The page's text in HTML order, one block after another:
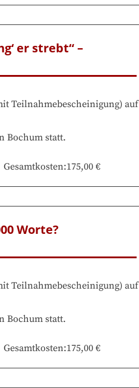
er strebt“ –
Teilnahmebescheinigung) auf
Bochum statt.
Gesamtkosten:175,00 €
Worte?
Teilnahmebescheinigung) auf
Bochum statt.
Gesamtkosten:175,00 €